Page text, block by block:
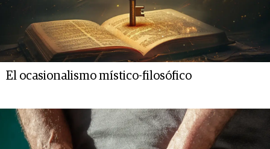
El ocasionalismo místico-filosófico